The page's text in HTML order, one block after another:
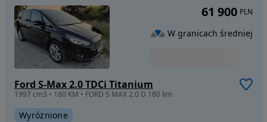
Ford S-Max 2.0 TDCi Titanium
1997 cm3 • 180 KM • FORD S MAX 2.0 D 180 km
Wyróżnione
61 900 PLN
W granicach średniej